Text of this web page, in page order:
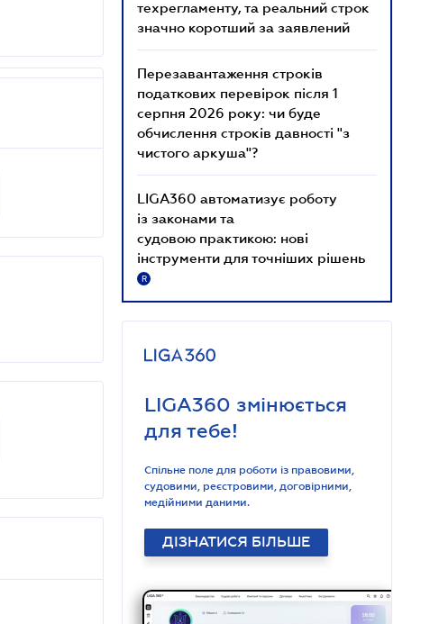
техрегламенту, та реальний строк
значно коротший за заявлений
Перезавантаження строків
податкових перевірок після 1
серпня 2026 року: чи буде
обчислення строків давності "з
чистого аркуша"?
LIGA360 автоматизує роботу
із законами та
судовою практикою: нові
інструменти для точніших рішень
R
LIGA360 змінюється
для тебе!
Спільне поле для роботи із правовими,
судовими, реєстровими, договірними,
медійними даними.
ДІЗНАТИСЯ БІЛЬШЕ